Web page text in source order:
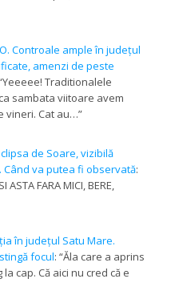
Controale ample în județul
amenzi de peste
Yeeeee! Traditionalele
sambata viitoare avem
vineri. Cat au…”
de Soare, vizibilă
va putea fi observată:
ASTA FARA MICI, BERE,
în județul Satu Mare.
focul: “Ăla care a aprins
cap. Că aici nu cred că e